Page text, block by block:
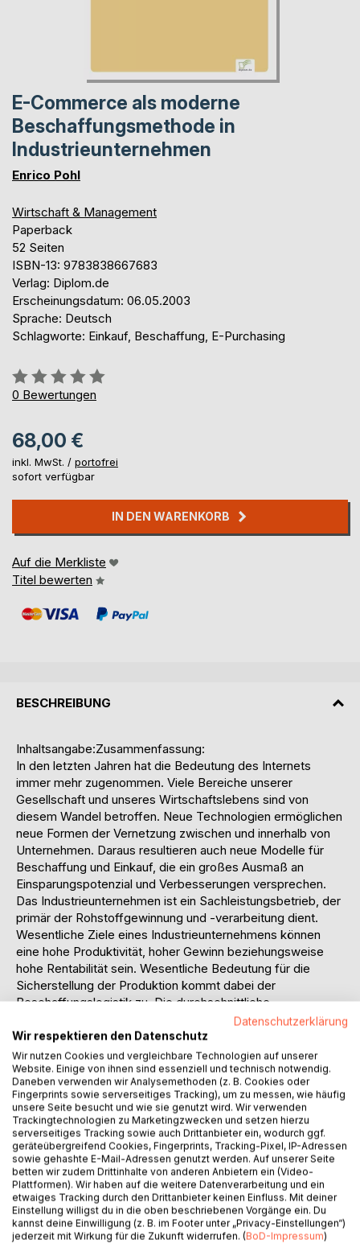
E-Commerce als moderne
Beschaffungsmethode in
Industrieunternehmen
Enrico Pohl
Wirtschaft & Management
Paperback
52 Seiten
ISBN-13: 9783838667683
Verlag: Diplom.de
Erscheinungsdatum: 06.05.2003
Sprache: Deutsch
Schlagworte: Einkauf, Beschaffung, E-Purchasing
Bewertung::
0%
0 Bewertungen
68,00 €
inkl. MwSt. / portofrei
sofort verfügbar
IN DEN WARENKORB
Auf die Merkliste
Titel bewerten
BESCHREIBUNG
Inhaltsangabe:Zusammenfassung:
In den letzten Jahren hat die Bedeutung des Internets
immer mehr zugenommen. Viele Bereiche unserer
Gesellschaft und unseres Wirtschaftslebens sind von
diesem Wandel betroffen. Neue Technologien ermöglichen
neue Formen der Vernetzung zwischen und innerhalb von
Unternehmen. Daraus resultieren auch neue Modelle für
Beschaffung und Einkauf, die ein großes Ausmaß an
Einsparungspotenzial und Verbesserungen versprechen.
Das Industrieunternehmen ist ein Sachleistungsbetrieb, der
primär der Rohstoffgewinnung und -verarbeitung dient.
Wesentliche Ziele eines Industrieunternehmens können
eine hohe Produktivität, hoher Gewinn beziehungsweise
hohe Rentabilität sein. Wesentliche Bedeutung für die
Sicherstellung der Produktion kommt dabei der
Beschaffungslogistik zu. Die durchschnittliche
Beschaffungstiefe (Anteil des Beschaffungsvolumens am
Umsatz) deutscher Unternehmen liegt bei zirka 40 %. Dies
zeigt, dass die Qualität des Einkaufs das Ergebnis des
Unternehmens stark beeinflusst.
Die vorliegende Arbeit soll klären, wie mit Hilfe von E-
Procurement die Zielerreichung von Industrieunternehmen
unterstützt werden kann und einen Überblick darüber
geben, was E-Procurement heute zu leisten vermag, wo
die Vorteile und Nutzen und wo die Grenzen von E-
Procurement liegen. Die allgemeine Zielsetzung der
Materialwirtschaft ist, die bedarfsgerechte
Materialversorgung sicherzustellen. Dies beinhaltet, die
Materialien in der benötigten Art, benötigten Menge,
benötigten Qualität, zum richtigen Zeitpunkt, am richtigen
Datenschutzerklärung
Wir respektieren den Datenschutz
Wir nutzen Cookies und vergleichbare Technologien auf unserer
Website. Einige von ihnen sind essenziell und technisch notwendig.
Daneben verwenden wir Analysemethoden (z. B. Cookies oder
Fingerprints sowie serverseitiges Tracking), um zu messen, wie häufig
unsere Seite besucht und wie sie genutzt wird. Wir verwenden
Trackingtechnologien zu Marketingzwecken und setzen hierzu
serverseitiges Tracking sowie auch Drittanbieter ein, wodurch ggf.
geräteübergreifend Cookies, Fingerprints, Tracking-Pixel, IP-Adressen
sowie gehashte E-Mail-Adressen genutzt werden. Auf unserer Seite
betten wir zudem Drittinhalte von anderen Anbietern ein (Video-
Plattformen). Wir haben auf die weitere Datenverarbeitung und ein
etwaiges Tracking durch den Drittanbieter keinen Einfluss. Mit deiner
Einstellung willigst du in die oben beschriebenen Vorgänge ein. Du
kannst deine Einwilligung (z. B. im Footer unter „Privacy-Einstellungen“)
jederzeit mit Wirkung für die Zukunft widerrufen. (BoD-Impressum)